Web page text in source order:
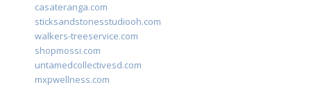
casateranga.com
sticksandstonesstudiooh.com
walkers-treeservice.com
shopmossi.com
untamedcollectivesd.com
mxpwellness.com